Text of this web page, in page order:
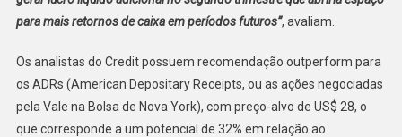
para mais retornos de caixa em períodos futuros”, avaliam.
Os analistas do Credit possuem recomendação outperform para
os ADRs (American Depositary Receipts, ou as ações negociadas
pela Vale na Bolsa de Nova York), com preço-alvo de US$ 28, o
que corresponde a um potencial de 32% em relação ao